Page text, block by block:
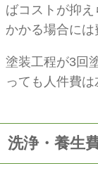
ばコストが抑
かかる場合には
塗装工程が3回
っても人件費は
洗浄・養生